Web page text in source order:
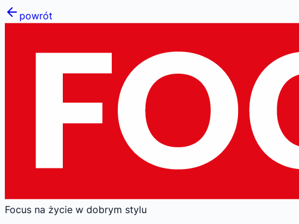
powrót
Focus na życie w dobrym stylu